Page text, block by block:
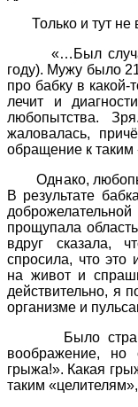
Только и тут не
«…Был случай,
году). Мужу было
про бабку в
лечит и
любопытства.
жаловалась,
обращение к
Однако,
В результате
прощупала
вдруг сказала,
спросила, что это
на живот и
действительно, я
организме и
Было
воображение, но
грыжа!». Какая
таким